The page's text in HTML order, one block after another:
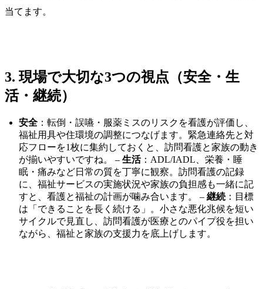
当てます。
3. 現場で大切な3つの視点（安全・生
活・継続）
安全 ：転倒・誤嚥・服薬ミスのリスクを看護が評価し、
福祉用具や住環境の調整につなげます。緊急連絡先と対
応フローを1枚に集約しておくと、訪問看護と家族の動き
が揃いやすいですね。 – 生活：ADL/IADL、栄養・睡
眠・痛みなど日常の質を丁寧に観察。訪問看護の記録
に、福祉サービスの実施状況や家族の負担感も一緒に記
すと、看護と福祉の計画が噛み合います。 – 継続 ：目標
は「できることを長く続ける」。小さな悪化兆候を短い
サイクルで見直し、訪問看護が医療とのパイプ役を担い
ながら、福祉と家族の支援力を底上げします。